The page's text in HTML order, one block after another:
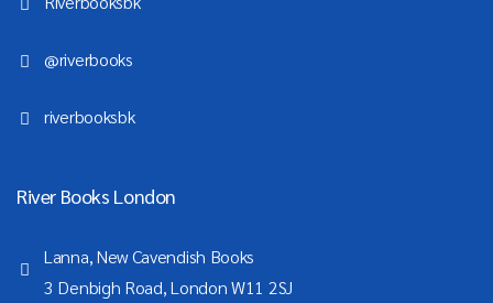
@riverbooks
riverbooksbk
River Books London
Lanna, New Cavendish Books
3 Denbigh Road, London W11 2SJ